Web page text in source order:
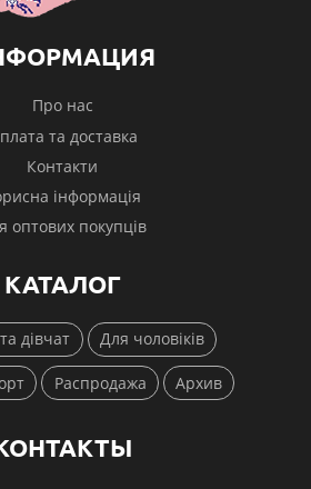
Про нас
та доставка
Контакти
інформація
оптових покупців
КАТАЛОГ
дівчат Для чоловіків
Распродажа Архив